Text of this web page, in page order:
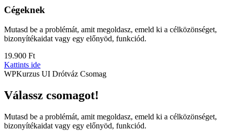
Cégeknek
Mutasd be a problémát, amit megoldasz, emeld ki a célközönséget,
bizonyítékaidat vagy egy előnyöd, funkciód.
19.900 Ft
Kattints ide
WPKurzus UI Drótváz Csomag
Válassz csomagot!
Mutasd be a problémát, amit megoldasz, emeld ki a célközönséget,
bizonyítékaidat vagy egy előnyöd, funkciód.